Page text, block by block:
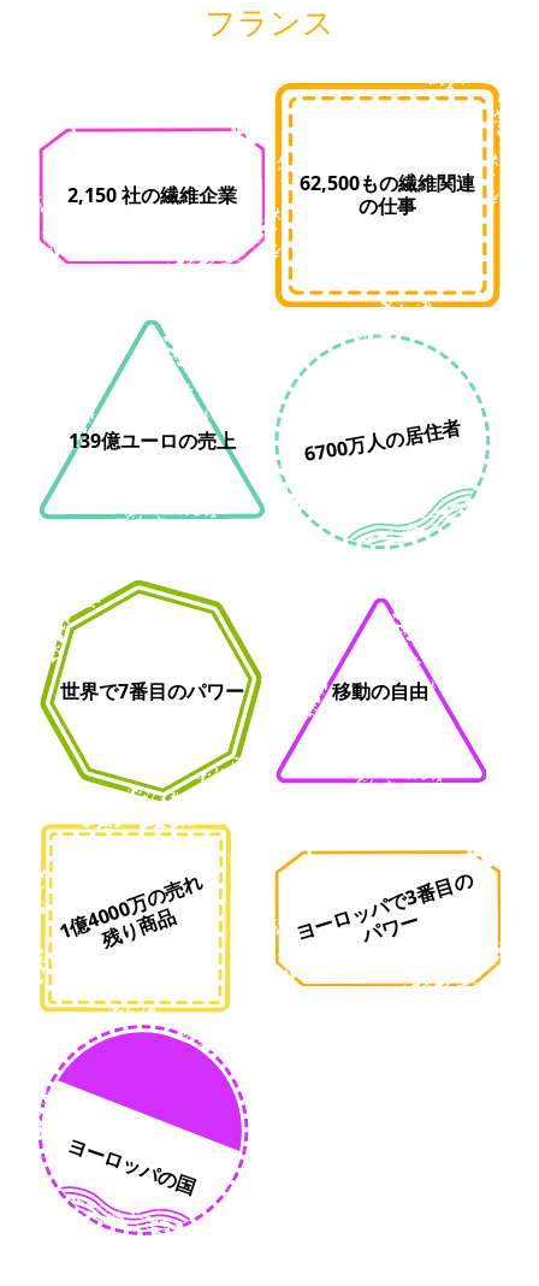
フランス
2,150 社の繊維企業
62,500もの繊維関連
の仕事
139億ユーロの売上 6700万人の居住者
世界で7番目のパワー 移動の自由
1
億
4
0
0
0
万
の
売
れ
残
り
商
品 ヨ
ー
ロ
ッ
パ
で
3
番
目
の
パ
ワ
ー
ヨーロッパの国